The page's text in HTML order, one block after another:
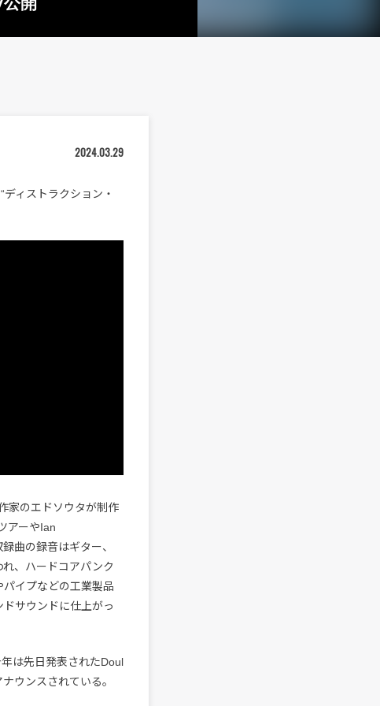
2024.03.29
ィストラクション・
家のエドソウタが制作
アーやIan
曲の録音はギター、
、ハードコアパンク
イプなどの工業製品
サウンドに仕上がっ
は先日発表されたDoul
ウンスされている。